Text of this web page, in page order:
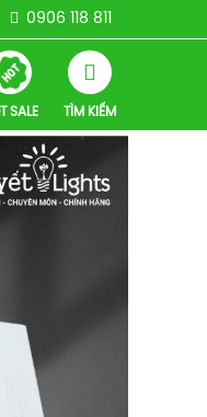
0906 118 811
SALE TÌM KIẾM